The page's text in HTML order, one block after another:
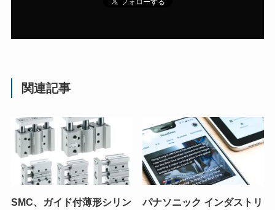
関連記事
SMC、ガイド付薄形シリン
パナソニック インダストリ